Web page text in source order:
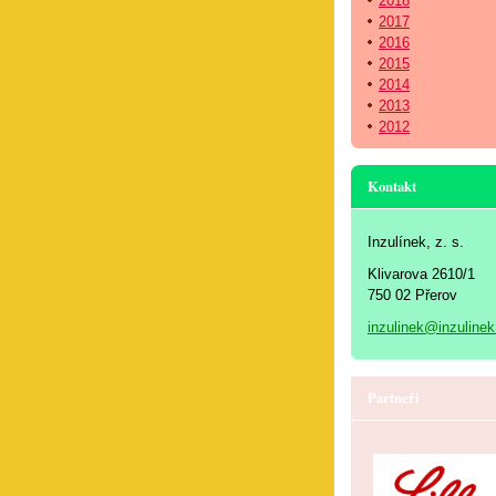
2017
2016
2015
2014
2013
2012
Kontakt
Inzulínek, z. s.
Klivarova 2610/1
750 02 Přerov
Partneři